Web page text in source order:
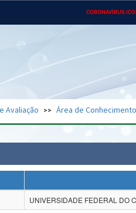
CORONAVÍRUS
Ministério do Desenvolvimento
Regional
Advocacia-Geral da União
Avaliação Área de Conhecimento
UNIVERSIDADE FEDERAL DO